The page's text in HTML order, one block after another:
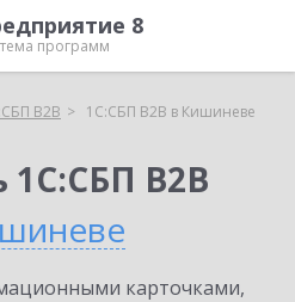
8
программ
B2B 1С:СБП B2B в Кишиневе
1С:СБП B2B
карточками,